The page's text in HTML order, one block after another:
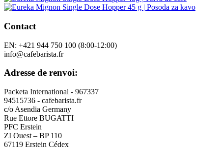
Contact
EN: +421 944 750 100 (8:00-12:00)
info@cafebarista.fr
Adresse de renvoi:
Packeta International - 967337
94515736 - cafebarista.fr
c/o Asendia Germany
Rue Ettore BUGATTI
PFC Erstein
ZI Ouest – BP 110
67119 Erstein Cédex